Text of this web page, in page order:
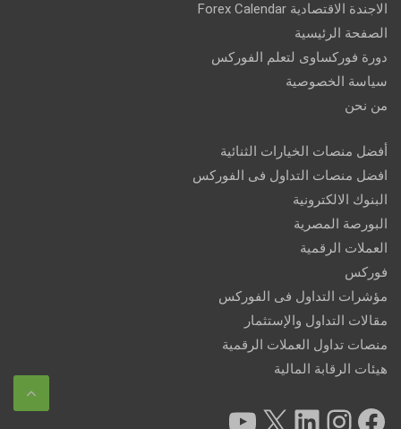
الاجندة الاقتصادية Forex Calendar
الصفحة الرئيسية
دورة فوركساوى لتعلم الفوركس
سياسة الخصوصية
من نحن
أفضل منصات الخيارات الثنائية
افضل منصات التداول فى الفوركس
البنوك الالكترونية
البورصة المصرية
العملات الرقمية
فوركس
مؤشرات التداول فى الفوركس
مقالات التداول والإستثمار
منصات تداول العملات الرقمية
هيئات الرقابة المالية
Facebook
Instagram
LinkedIn
X
YouTube